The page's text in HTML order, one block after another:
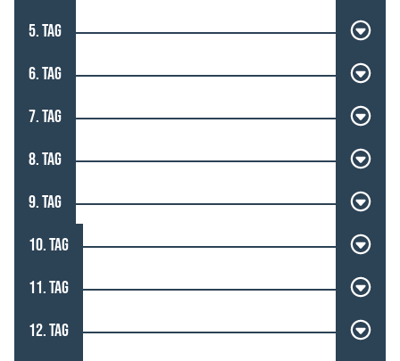
5. TAG
6. TAG
7. TAG
8. TAG
9. TAG
10. TAG
11. TAG
12. TAG